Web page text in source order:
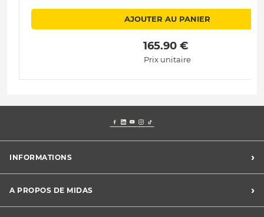
AJOUTER AU PANIER
165.90 €
Prix unitaire
INFORMATIONS ›
Charte des cookies
Charte des données personnelles
A PROPOS DE MIDAS ›